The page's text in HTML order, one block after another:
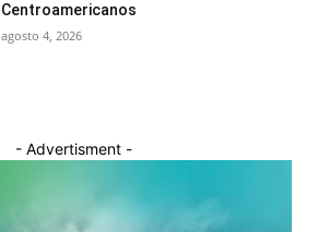
Centroamericanos
agosto 4, 2026
- Advertisment -